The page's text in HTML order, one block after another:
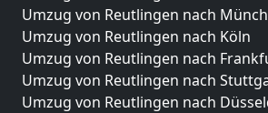
Umzug von Reutlingen nach
Umzug von Reutlingen nach Köln
Umzug von Reutlingen nach
Umzug von Reutlingen nach
Umzug von Reutlingen nach